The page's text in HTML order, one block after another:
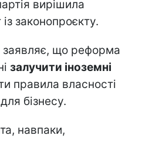
вирішила
законопроєкту.
заявляє, що реформа
залучити іноземні
правила власності
бізнесу.
навпаки,